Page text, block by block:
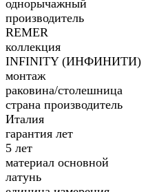
однорычажный
производитель
REMER
коллекция
INFINITY (ИНФИНИТИ)
монтаж
раковина/столешница
страна производитель
Италия
гарантия лет
5 лет
материал основной
латунь